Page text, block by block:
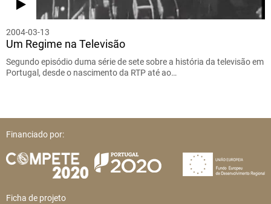
2004-03-13
Um Regime na Televisão
Segundo episódio duma série de sete sobre a história da televisão em
Portugal, desde o nascimento da RTP até ao…
Financiado por:
Ficha de projeto